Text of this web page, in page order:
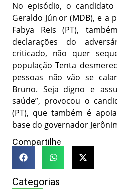
No episódio, o
Geraldo Júnior (MDB), e a
Fabya Reis (PT),
declarações do
criticado, não quer
população Tenta
pessoas não vão se
Bruno. Seja digno e
saúde”, provocou o
(PT), que também é
base do governador
Compartilhe
Categorias